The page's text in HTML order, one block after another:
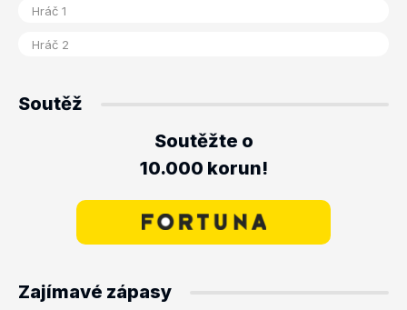
Soutěž
Soutěžte o
10.000 korun!
Zajímavé zápasy